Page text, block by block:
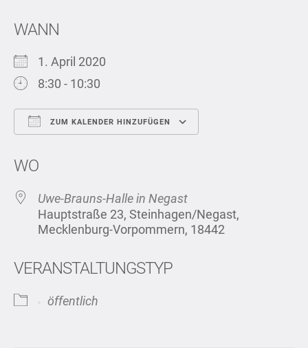
WANN
1. April 2020
8:30 - 10:30
ZUM KALENDER HINZUFÜGEN
WO
Uwe-Brauns-Halle in Negast
Hauptstraße 23, Steinhagen/Negast,
Mecklenburg-Vorpommern, 18442
VERANSTALTUNGSTYP
öffentlich